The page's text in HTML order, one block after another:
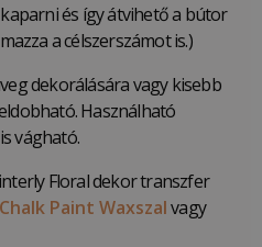
és így átvihető a bútor
a célszerszámot is.)
dekorálására vagy kisebb
Használható
vágható.
Floral dekor transzfer
Paint Waxszalvagy